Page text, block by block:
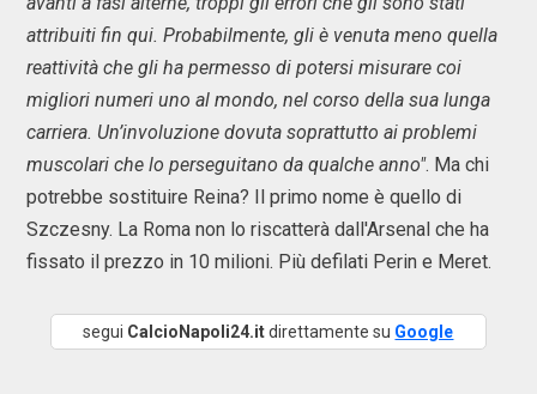
attribuiti fin qui. Probabilmente, gli è venuta meno quella
reattività che gli ha permesso di potersi misurare coi
migliori numeri uno al mondo, nel corso della sua lunga
carriera. Un’involuzione dovuta soprattutto ai problemi
muscolari che lo perseguitano da qualche anno". Ma chi
potrebbe sostituire Reina? Il primo nome è quello di
Szczesny. La Roma non lo riscatterà dall'Arsenal che ha
fissato il prezzo in 10 milioni. Più defilati Perin e Meret.
segui CalcioNapoli24.itdirettamente su Google